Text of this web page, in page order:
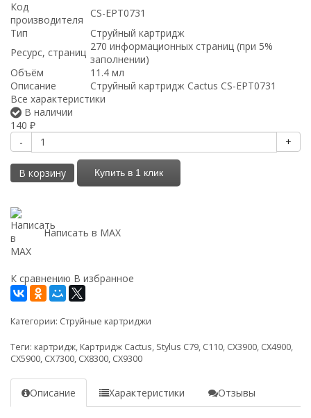
Код
производителя
CS-EPT0731
Тип
Струйный картридж
Ресурс, страниц 270 информационных страниц (при 5%
заполнении)
Объём
11.4 мл
Описание
Струйный картридж Cactus CS-EPT0731
Все характеристики
В наличии
140 ₽
- +
В корзину Купить в 1 клик
Написать в MAX
К сравнению В избранное
Категории: Струйные картриджи
Теги: картридж, Картридж Cactus, Stylus С79, C110, СХ3900, CX4900,
CX5900, CX7300, CX8300, CX9300
Описание Характеристики Отзывы